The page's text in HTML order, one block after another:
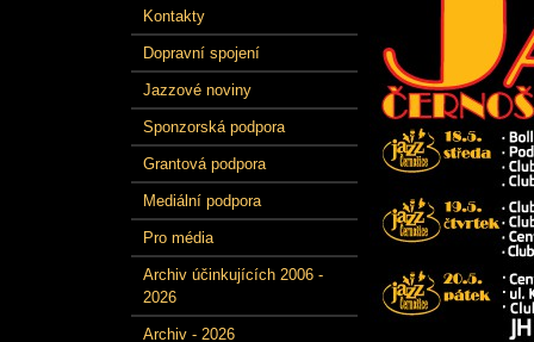
Kontakty
Dopravní spojení
Jazzové noviny
Sponzorská podpora
Grantová podpora
Mediální podpora
Pro média
Archiv účinkujících 2006 -
2026
Archiv - 2026